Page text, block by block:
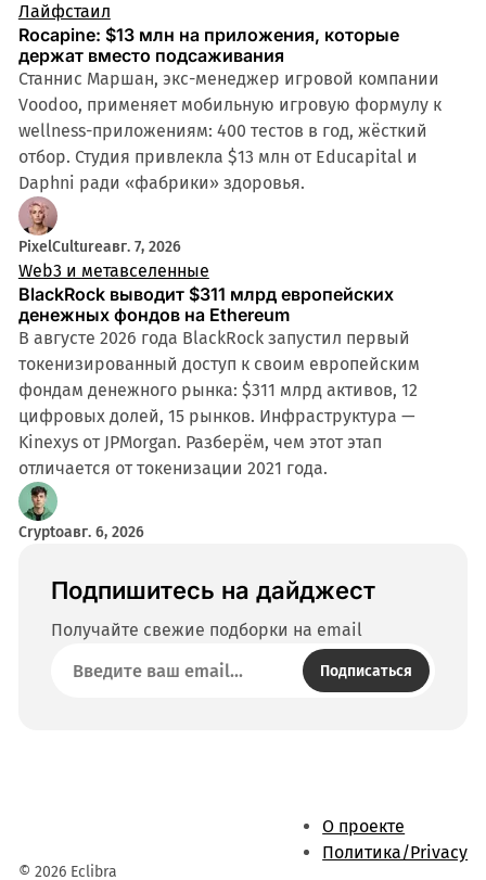
Лайфстаил
Rocapine: $13 млн на приложения, которые
держат вместо подсаживания
Станнис Маршан, экс-менеджер игровой компании
Voodoo, применяет мобильную игровую формулу к
wellness-приложениям: 400 тестов в год, жёсткий
отбор. Студия привлекла $13 млн от Educapital и
Daphni ради «фабрики» здоровья.
PixelCultureавг. 7, 2026
Web3 и метавселенные
BlackRock выводит $311 млрд европейских
денежных фондов на Ethereum
В августе 2026 года BlackRock запустил первый
токенизированный доступ к своим европейским
фондам денежного рынка: $311 млрд активов, 12
цифровых долей, 15 рынков. Инфраструктура —
Kinexys от JPMorgan. Разберём, чем этот этап
отличается от токенизации 2021 года.
Cryptoавг. 6, 2026
Подпишитесь на дайджест
Получайте свежие подборки на email
Подписаться
© 2026 Eclibra
О проекте
Политика/Privacy